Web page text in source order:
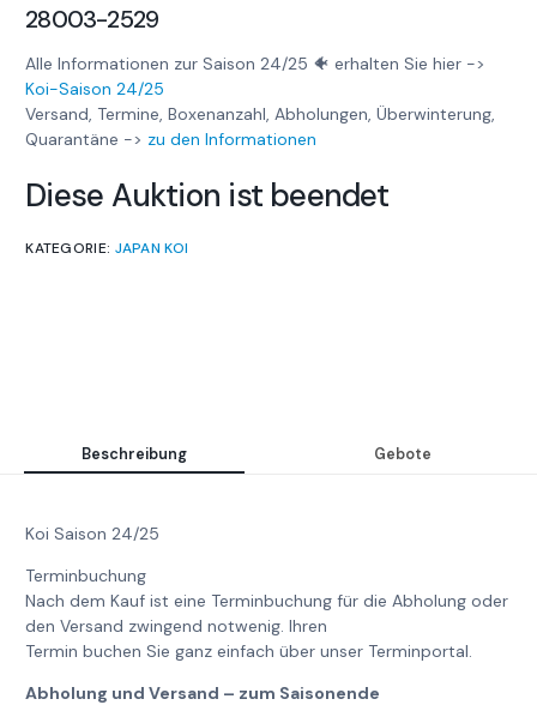
28003-2529
Alle Informationen zur Saison 24/25 🐠 erhalten Sie hier ->
Koi-Saison 24/25
Versand, Termine, Boxenanzahl, Abholungen, Überwinterung,
Quarantäne -> zu den Informationen
Diese Auktion ist beendet
KATEGORIE: JAPAN KOI
Beschreibung Gebote
Koi Saison 24/25
Terminbuchung
Nach dem Kauf ist eine Terminbuchung für die Abholung oder
den Versand zwingend notwenig. Ihren
Termin buchen Sie ganz einfach über unser Terminportal.
Abholung und Versand – zum Saisonende